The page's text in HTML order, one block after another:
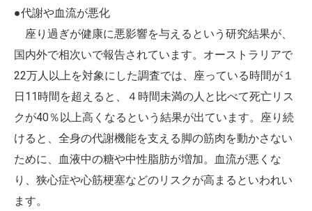
●代謝や血流が悪化
座り過ぎが健康に悪影響を与えるという研究結果が、
国内外で相次いで報告されています。オーストラリアで
22万人以上を対象にした調査では、座っている時間が１
日11時間を超えると、４時間未満の人と比べて死亡リス
クが40％以上高くなるという結果が出ています。座り続
けると、全身の代謝機能を支える脚の筋肉を動かさない
ために、血液中の糖や中性脂肪が増加。血流が悪くな
り、狭心症や心筋梗塞などのリスクが高まるといわれい
ます。